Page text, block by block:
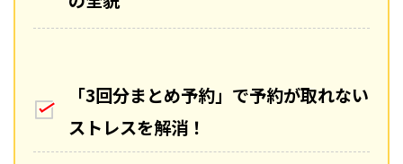
「3回分まとめ予約」で予約が取れない
ストレスを解消！